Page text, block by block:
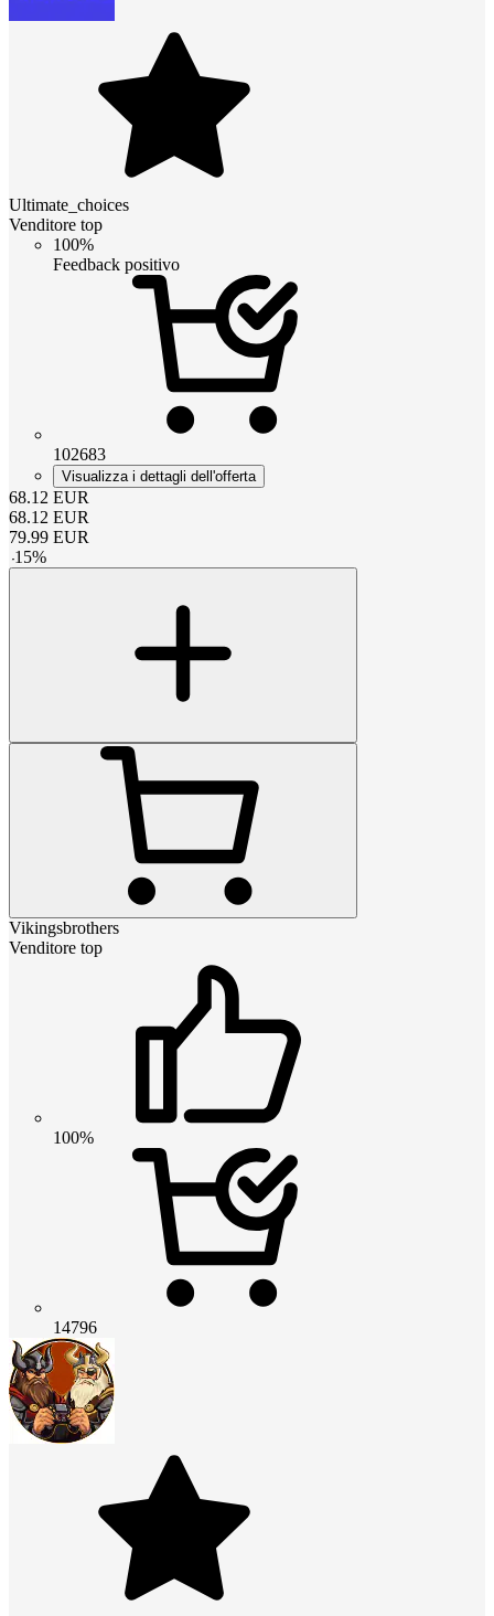
Ultimate_choices
Venditore top
100%
Feedback positivo
102683
Visualizza i dettagli dell'offerta
68.12 EUR
68.12 EUR
79.99 EUR
-15%
Vikingsbrothers
Venditore top
100%
14796